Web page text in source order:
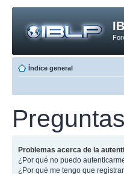
Índice general
Problemas acerca de la
¿Por qué no puedo
¿Por qué me tengo que